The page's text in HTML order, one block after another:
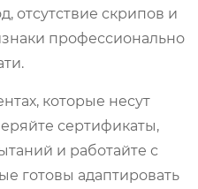
отсутствие скрипов и
профессионально
которые несут
сертификаты,
и работайте с
готовы адаптировать